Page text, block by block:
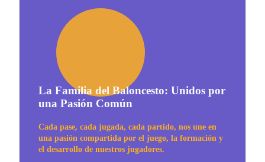
La Familia del Baloncesto: Unidos por
una Pasión Común
una pasión compartida por el juego, la formación y
el desarrollo de nuestros jugadores.